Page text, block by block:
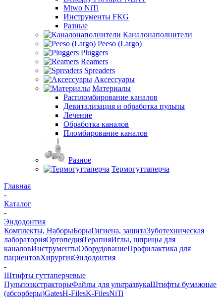
Mtwo NiTi
Инструменты FKG
Разные
Каналонаполнители
Peeso (Largo)
Pluggers
Reamers
Spreaders
Аксессуары
Материалы
Распломбирование каналов
Девитализация и обработка пульпы
Лечение
Обработка каналов
Пломбирование каналов
Разное
Термогуттаперча
Главная
-
Каталог
-
Эндодонтия
Комплекты, НаборыБорыГигиена, защитаЗуботехническая
лабораторияОртопедияТерапияИглы, шприцы для
каналовИнструментыОборудованиеПрофилактика для
пациентовХирургияЭндодонтия
-
Штифты гуттаперчевые
ПульпоэкстракторыФайлы для ультразвукаШтифты бумажные
(абсорберы)GatesH-FilesK-FilesNiTi